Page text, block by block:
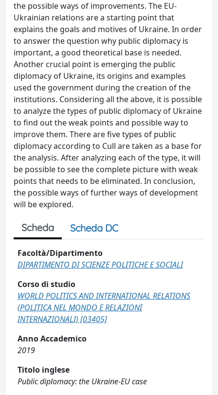
the possible ways of improvements. The EU-
Ukrainian relations are a starting point that
explains the goals and motives of Ukraine. In order
to answer the question why public diplomacy is
important, a good theoretical base is needed.
Another crucial point is emerging the public
diplomacy of Ukraine, its origins and examples
used the government during the creation of the
institutions. Considering all the above, it is possible
to analyze the types of public diplomacy of Ukraine
to find out the weak points and possible way to
improve them. There are five types of public
diplomacy according to Cull are taken as a base for
the analysis. After analyzing each of the type, it will
be possible to see the complete picture with weak
points that needs to be eliminated. In conclusion,
the possible ways of further ways of development
will be explored.
Scheda Scheda DC
Facoltà/Dipartimento
DIPARTIMENTO DI SCIENZE POLITICHE E SOCIALI
Corso di studio
WORLD POLITICS AND INTERNATIONAL RELATIONS
(POLITICA NEL MONDO E RELAZIONI
INTERNAZIONALI) [03405]
Anno Accademico
2019
Titolo inglese
Public diplomacy: the Ukraine-EU case